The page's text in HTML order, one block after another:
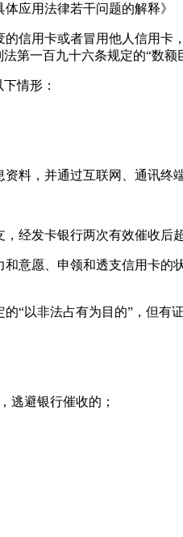
应用法律若干问题的解释》
信用卡或者冒用他人信用
第一百九十六条规定的“数
情形：
料，并通过互联网、通讯终
经发卡银行两次有效催收后
意愿、申领和透支信用卡
“以非法占有为目的”，但有
逃避银行催收的；